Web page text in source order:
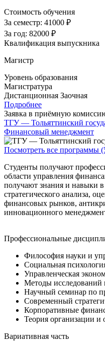
Стоимость обучения
За семестр: 41000 ₽
За год: 82000 ₽
Квалификация выпускника
Магистр
Уровень образования
Магистратура
Дистанционная Заочная
Подробнее
Заявка в приёмную
ТГУ — Тольяттинский
Финансовый менеджмент
Посмотреть все программы
Студенты получают
области управления
получают знания и навыки
стратегического анализа,
финансовых рынков,
инновационного
Профессиональные
Философия науки и
Социальная
Управленческая
Методы исследований
Научный семинар по
Современный
Корпоративные
Теория организации и
Вариативная часть